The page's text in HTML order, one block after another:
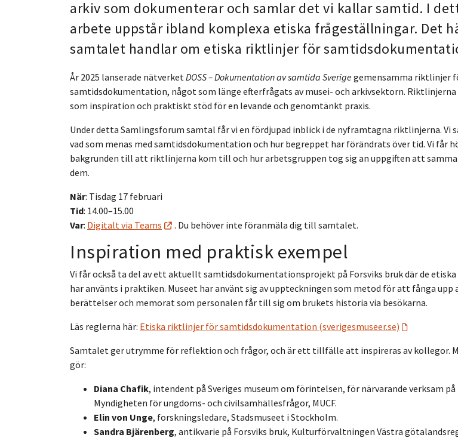
arkiv som dokumenterar och samlar det vi kallar samtid. I
arbete uppstår ibland komplexa etiska frågeställningar. Det
samtalet handlar om etiska riktlinjer för
År 2025 lanserade nätverket DOSS – Dokumentation av samtida Sverigegemensamma riktlinjer
samtidsdokumentation, något som länge efterfrågats av musei- och arkivsektorn. Riktlinjerna
som inspiration och praktiskt stöd för en levande och genomtänkt praxis.
Under detta Samlingsforum samtal får vi en fördjupad inblick i de nyframtagna riktlinjerna. Vi
vad som menas med samtidsdokumentation och hur begreppet har förändrats över tid. Vi får
bakgrunden till att riktlinjerna kom till och hur arbetsgruppen tog sig an uppgiften att
dem.
När: Tisdag 17 februari
Tid: 14.00–15.00
Var: Digitalt via Teams . Du behöver inte föranmäla dig till samtalet.
Inspiration med praktisk exempel
Vi får också ta del av ett aktuellt samtidsdokumentationsprojekt på Forsviks bruk där de
har använts i praktiken. Museet har använt sig av uppteckningen som metod för att fånga upp
berättelser och memorat som personalen får till sig om brukets historia via besökarna.
Läs reglerna här: Etiska riktlinjer för samtidsdokumentation (sverigesmuseer.se)
Samtalet ger utrymme för reflektion och frågor, och är ett tillfälle att inspireras av kollegor.
gör:
Diana Chafik, intendent på Sveriges museum om förintelsen, för närvarande verksam på
Myndigheten för ungdoms- och civilsamhällesfrågor, MUCF.
Elin von Unge, forskningsledare, Stadsmuseet i Stockholm.
Sandra Bjärenberg, antikvarie på Forsviks bruk, Kulturförvaltningen Västra